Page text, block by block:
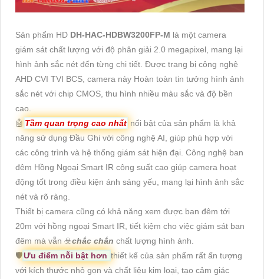
Sản phẩm HD DH-HAC-HDBW3200FP-M là một camera
giám sát chất lượng với độ phân giải 2.0 megapixel, mang lại
hình ảnh sắc nét đến từng chi tiết. Được trang bị công nghệ
AHD CVI TVI BCS, camera này Hoàn toàn tin tưởng hình ảnh
sắc nét với chip CMOS, thu hình nhiều màu sắc và độ bền
cao.
🤖️ Tầm quan trọng cao nhất nổi bật của sản phẩm là khả
năng sử dụng Đầu Ghi với công nghệ AI, giúp phù hợp với
các công trình và hệ thống giám sát hiện đại. Công nghệ ban
đêm Hồng Ngoại Smart IR công suất cao giúp camera hoạt
động tốt trong điều kiện ánh sáng yếu, mang lại hình ảnh sắc
nét và rõ ràng.
Thiết bị camera cũng có khả năng xem được ban đêm tới
20m với hồng ngoại Smart IR, tiết kiệm cho việc giám sát ban
đêm mà vẫn ☣️chắc chắn chất lượng hình ảnh.
🛡Ưu điểm nỗi bật hơn thiết kế của sản phẩm rất ấn tượng
với kích thước nhỏ gọn và chất liệu kim loại, tạo cảm giác